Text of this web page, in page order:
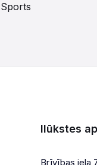
Sports
Ilūkstes
Brīvības iela